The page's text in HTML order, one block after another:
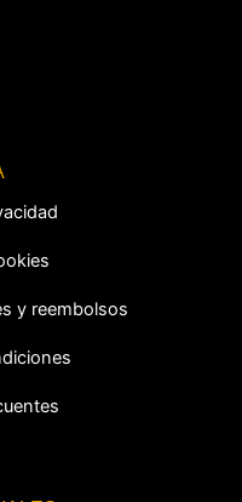
y reembolsos